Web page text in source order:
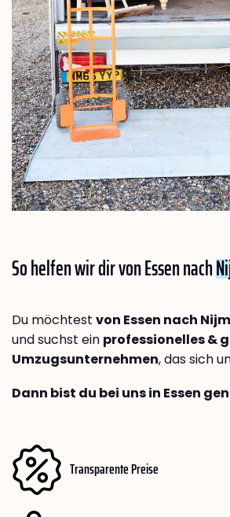
So helfen wir dir von Essen nach
Du möchtest von Essen nach
und suchst ein professionelles &
Umzugsunternehmen, das sich
Dann bist du bei uns in Essen
Transparente Preise